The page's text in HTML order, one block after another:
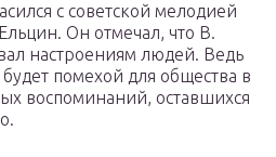
с советской мелодией
Он отмечал, что В.
настроениям людей. Ведь
помехой для общества в
воспоминаний, оставшихся